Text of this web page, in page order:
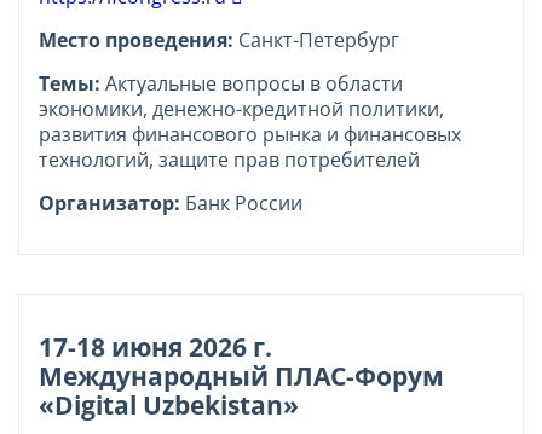
Место проведения: Санкт-Петербург
Темы: Актуальные вопросы в области
экономики, денежно-кредитной политики,
развития финансового рынка и финансовых
технологий, защите прав потребителей
Организатор: Банк России
17-18 июня 2026 г.
Международный ПЛАС-Форум
«Digital Uzbekistan»